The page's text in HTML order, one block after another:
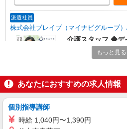
派遣社員
株式会社ブレイブ（マイナビグループ
介護スタッフ ◆デ
高齢者向け住宅、
務先から選べます
未経験：時給
る） ◎月収例 時給1750円×1日8時間×22日（週5
日）＝30万8000円 ◆昇給あり ◆支払い方法 ※日
払い/週払い/月払い
時にご相談くださ
福島県白河市 【最寄駅】 ◆JR東北本線「久田
野駅」 ◆JR東北本
「白坂駅」 ★その他、近隣に多数勤務地ありま
もっと見る
あなたにおすすめの求人情報
個別指導講師
時給 1,040円〜1,390円